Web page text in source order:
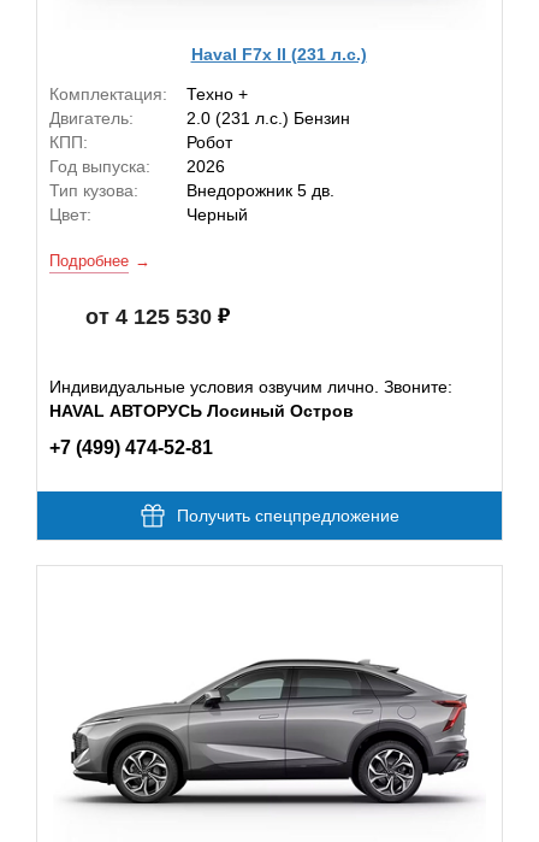
Haval F7x II (231 л.с.)
Комплектация:
Техно +
Двигатель:
2.0 (231 л.с.) Бензин
КПП:
Робот
Год выпуска:
2026
Тип кузова:
Внедорожник 5 дв.
Цвет:
Черный
Подробнее
от 4 125 530
Индивидуальные условия озвучим лично. Звоните:
HAVAL АВТОРУСЬ Лосиный Остров
+7 (499) 474-52-81
Получить спецпредложение